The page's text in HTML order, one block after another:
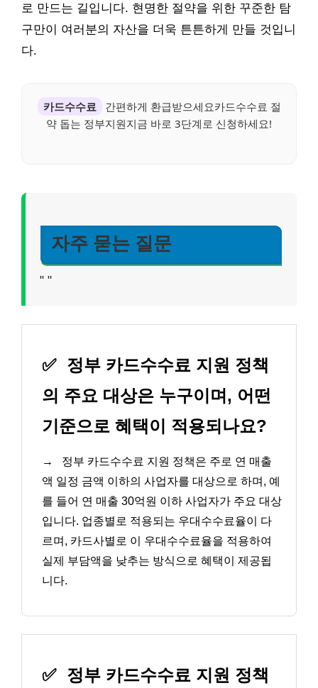
로 만드는 길입니다. 현명한 절약을 위한 꾸준한 탐
구만이 여러분의 자산을 더욱 튼튼하게 만들 것입니
다.
카드수수료
간편하게 환급받으세요카드수수료 절
약 돕는 정부지원지금 바로 3단계로 신청하세요!
자주 묻는 질문
" "
✅ 정부 카드수수료 지원 정책
의 주요 대상은 누구이며, 어떤
기준으로 혜택이 적용되나요?
→
정부 카드수수료 지원 정책은 주로 연 매출
액 일정 금액 이하의 사업자를 대상으로 하며, 예
를 들어 연 매출 30억원 이하 사업자가 주요 대상
입니다. 업종별로 적용되는 우대수수료율이 다
르며, 카드사별로 이 우대수수료율을 적용하여
실제 부담액을 낮추는 방식으로 혜택이 제공됩
니다.
✅ 정부 카드수수료 지원 정책